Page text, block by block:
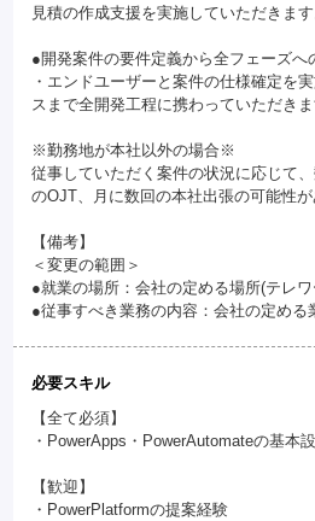
見積の作成支援を実施していただきます
●開発案件の要件定義から全フェーズへ
・エンドユーザーと案件の仕様確定を
スまで全開発工程に携わっていただきま
※勤務地が本社以外の場合※
従事していただく案件の状況に応じて
のOJT、月に数回の本社出張の可能性が
【備考】
＜変更の範囲＞
●就業の場所：会社の定める場所(テレ
●従事すべき業務の内容：会社の定める
必要スキル
【全て必須】
・PowerApps・PowerAutomateの基本
【歓迎】
・PowerPlatformの提案経験